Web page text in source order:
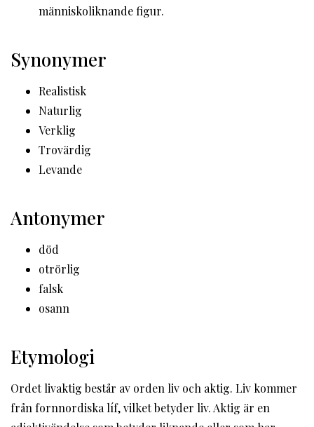
människoliknande figur.
Synonymer
Realistisk
Naturlig
Verklig
Trovärdig
Levande
Antonymer
död
otrörlig
falsk
osann
Etymologi
Ordet livaktig består av orden liv och aktig. Liv kommer
från fornnordiska líf, vilket betyder liv. Aktig är en